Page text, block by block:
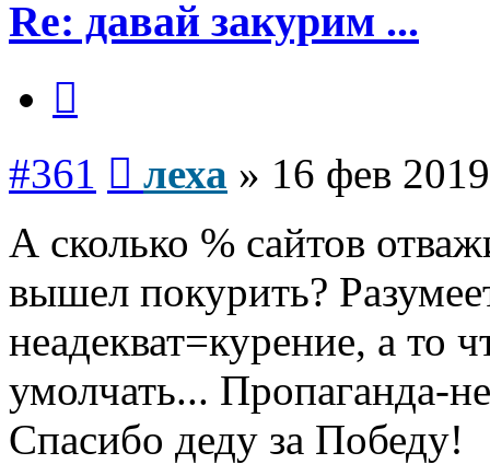
Re: давай закурим ...
#361 леха » 16 фев
А сколько % сайтов
вышел покурить?
неадекват=курение, а то
умолчать... Пропаганда-
Спасибо деду за Победу!